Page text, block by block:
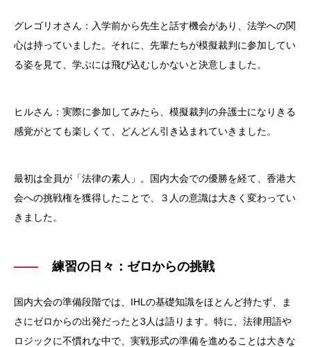
グレゴリオさん：入学前から先生と話す機会があり、法学への関
心は持っていました。それに、先輩たちが模擬裁判に参加してい
る姿を見て、学ぶには飛び込むしかないと決意しました。
ヒルさん：実際に参加してみたら、模擬裁判の弁護士になりきる
感覚がとても楽しくて、どんどん引き込まれていきました。
最初は全員が「法律の素人」。国内大会での優勝を経て、香港大
会への挑戦権を獲得したことで、３人の意識は大きく変わってい
きました。
練習の日々：ゼロからの挑戦
国内大会の準備段階では、IHLの基礎知識をほとんど持たず、ま
さにゼロからの出発だったと3人は語ります。特に、法律用語や
ロジックに不慣れな中で、実戦形式の準備を進めることは大きな